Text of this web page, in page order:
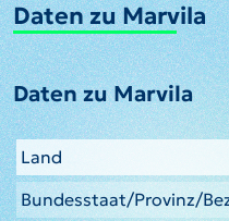
Daten zu Marvila
Daten zu Marvila
Land
Bundesstaat/Provinz/